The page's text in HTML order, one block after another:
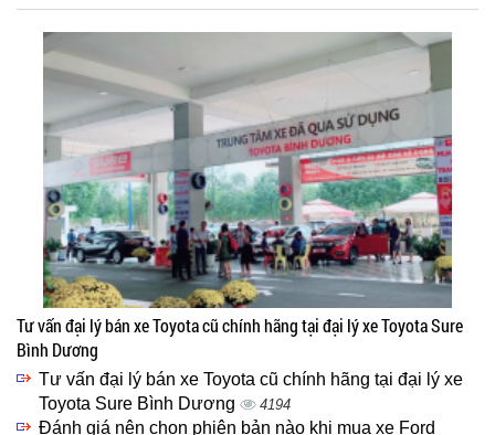
Tư vấn đại lý bán xe Toyota cũ chính hãng tại đại lý xe Toyota Sure
Bình Dương
Tư vấn đại lý bán xe Toyota cũ chính hãng tại đại lý xe
Toyota Sure Bình Dương
4194
Đánh giá nên chọn phiên bản nào khi mua xe Ford